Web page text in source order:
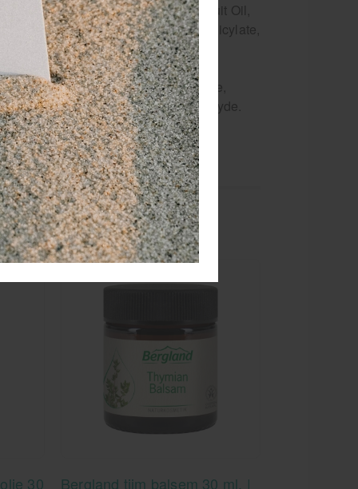
Seed Oil, Olea Europaea Fruit Oil,
Coconut Oil, Parfum, Benzyl Salicylate,
Druivenpitolie, Zoete Amandelolie,
2-(4-tert-Butylbenzyl) propionaldehyde.
voor mensen met een
30
Bergland tijm balsem 30 ml. |